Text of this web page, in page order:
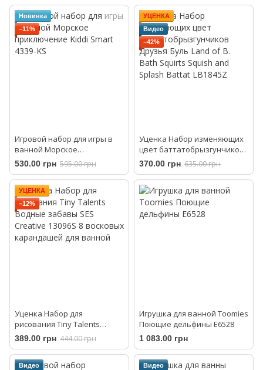
Новинка
−11%
Игровой набор для игры в
ванной Морское
приключение Kiddi Smart
530.00 грн 595.00 грн
УЦЕНКА
Видео
−42%
Уценка Набор изменяющих
цвет баттатобрызгунчиков
Друзья Буль Land of B. Bath
Squirts Squish and Splash
Battat LB1845Z
370.00 грн 635.00 грн
УЦЕНКА
−12%
Уценка Набор для
рисования Tiny Talents
Водные забавы SES Creative
13096S 8 восковых
карандашей для ванной
389.00 грн 444.00 грн
Игрушка для ванной Toomies
Поющие дельфины E6528
1 083.00 грн
Видео
Видео